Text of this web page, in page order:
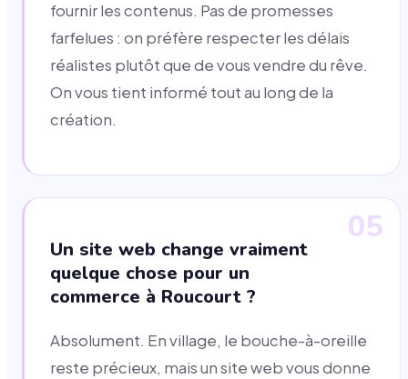
fournir les contenus. Pas de promesses
farfelues : on préfère respecter les délais
réalistes plutôt que de vous vendre du rêve.
On vous tient informé tout au long de la
création.
05
Un site web change vraiment
quelque chose pour un
commerce à Roucourt ?
Absolument. En village, le bouche-à-oreille
reste précieux, mais un site web vous donne